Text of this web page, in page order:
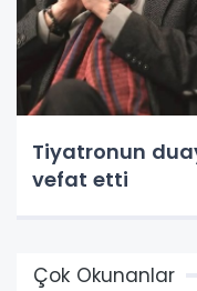
Tiyatronun
vefat etti
Çok Okunanlar